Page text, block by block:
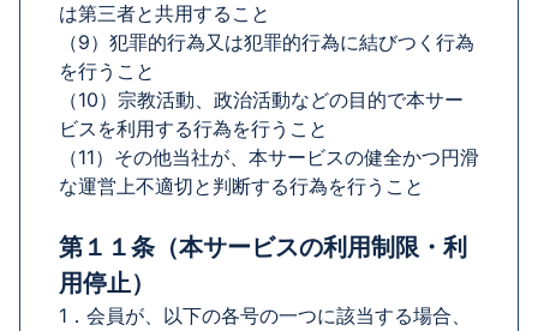
は第三者と共用すること
（9）犯罪的行為又は犯罪的行為に結びつく行為
を行うこと
（10）宗教活動、政治活動などの目的で本サー
ビスを利用する行為を行うこと
（11）その他当社が、本サービスの健全かつ円滑
な運営上不適切と判断する行為を行うこと
第１１条（本サービスの利用制限・利
用停止）
1．会員が、以下の各号の一つに該当する場合、